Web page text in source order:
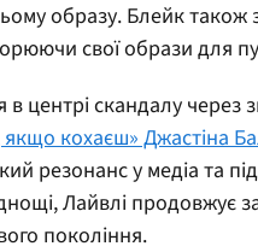
образу. Блейк також
свої образи для
центрі скандалу через
кохаєш» Джастіна
резонанс у медіа та
Лайвлі продовжує
покоління.